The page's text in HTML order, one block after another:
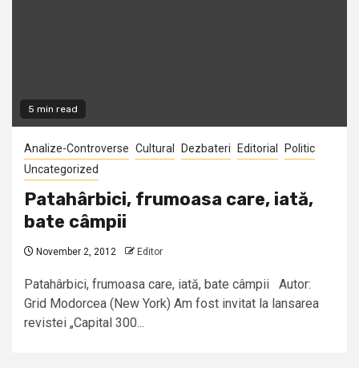
5 min read
Analize-Controverse Cultural Dezbateri Editorial
Politic
Uncategorized
Patahârbici, frumoasa care, iată,
bate câmpii
November 2, 2012 Editor
Patahârbici, frumoasa care, iată, bate câmpii Autor:
Grid Modorcea (New York) Am fost invitat la lansarea
revistei „Capital 300...